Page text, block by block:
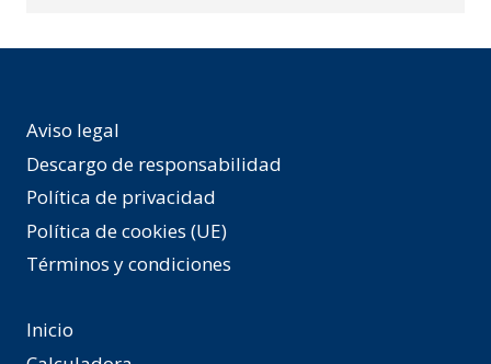
Aviso legal
Descargo de responsabilidad
Política de privacidad
Política de cookies (UE)
Términos y condiciones
Inicio